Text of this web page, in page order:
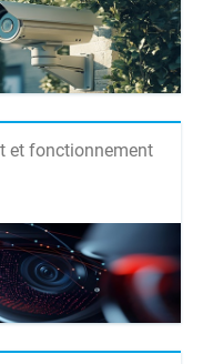
et fonctionnement